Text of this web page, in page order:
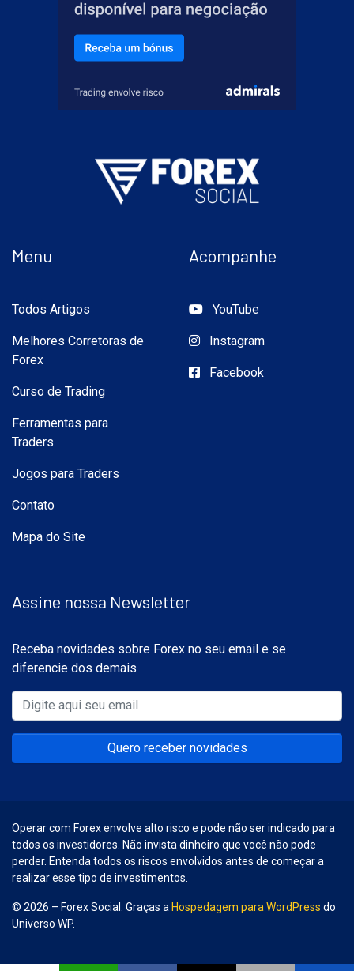
Menu
Todos Artigos
Melhores Corretoras de
Forex
Curso de Trading
Ferramentas para
Traders
Jogos para Traders
Contato
Mapa do Site
Acompanhe
YouTube
Instagram
Facebook
Assine nossa Newsletter
Receba novidades sobre Forex no seu email e se
diferencie dos demais
Quero receber novidades
Operar com Forex envolve alto risco e pode não ser indicado para
todos os investidores. Não invista dinheiro que você não pode
perder. Entenda todos os riscos envolvidos antes de começar a
realizar esse tipo de investimentos.
© 2026 – Forex Social. Graças a Hospedagem para WordPress do
Universo WP.